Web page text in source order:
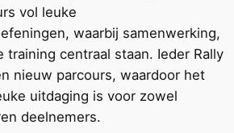
vol leuke
waarbij samenwerking,
training centraal staan. Ieder Rally
nieuw parcours, waardoor het
uitdaging is voor zowel
deelnemers.